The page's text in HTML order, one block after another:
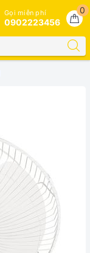
0
Gọi miễn phí
0902223456